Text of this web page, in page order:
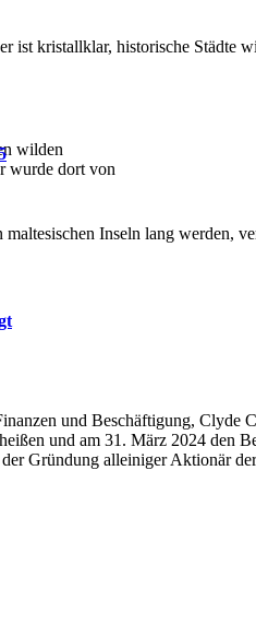
wilden
wurde dort von
ist kristallklar, historische
Inseln lang
und Beschäftigung, Clyde
und am 31. März 2024 den
Gründung alleiniger Aktionär